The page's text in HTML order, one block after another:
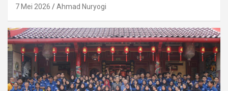
7 Mei 2026 Ahmad Nuryogi